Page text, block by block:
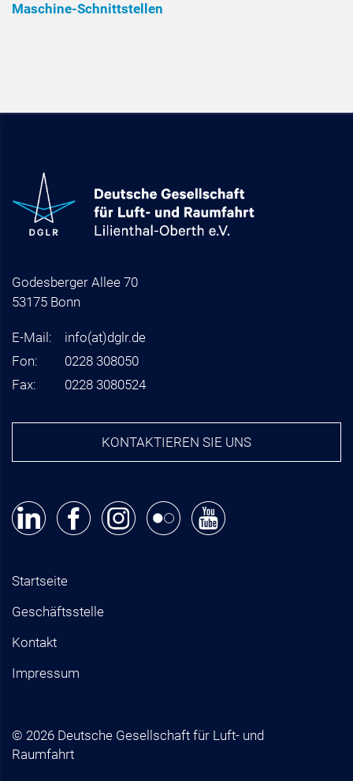
Maschine-Schnittstellen
Godesberger Allee 70
53175 Bonn
E-Mail: info(at)dglr.de
Fon:
0228 308050
Fax:
0228 3080524
KONTAKTIEREN SIE UNS
Startseite
Geschäftsstelle
Kontakt
Impressum
© 2026 Deutsche Gesellschaft für Luft- und
Raumfahrt